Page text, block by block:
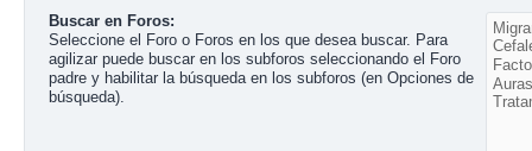
Buscar en Foros:
Seleccione el Foro o Foros en los que desea buscar. Para
agilizar puede buscar en los subforos seleccionando el Foro
padre y habilitar la búsqueda en los subforos (en Opciones de
búsqueda).